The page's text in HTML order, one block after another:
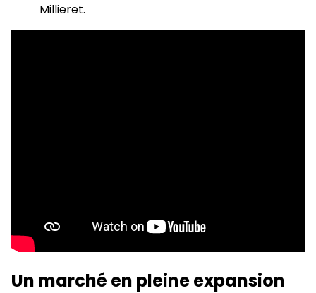
Millieret.
Un marché en pleine expansion